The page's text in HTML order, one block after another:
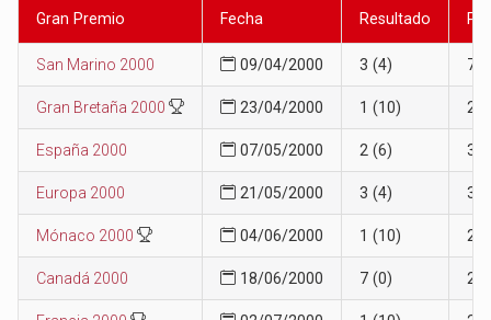
Gran Premio Fecha Resultado
San Marino 2000 09/04/2000 3 (4) 7
Gran Bretaña 2000 23/04/2000 1 (10) 2
España 2000 07/05/2000 2 (6) 3
Europa 2000 21/05/2000 3 (4) 3
Mónaco 2000 04/06/2000 1 (10) 2
Canadá 2000 18/06/2000 7 (0) 2